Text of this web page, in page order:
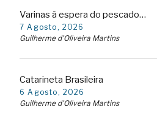
Varinas à espera do pescado…
7 Agosto, 2026
Guilherme d'Oliveira Martins
Catarineta Brasileira
6 Agosto, 2026
Guilherme d'Oliveira Martins